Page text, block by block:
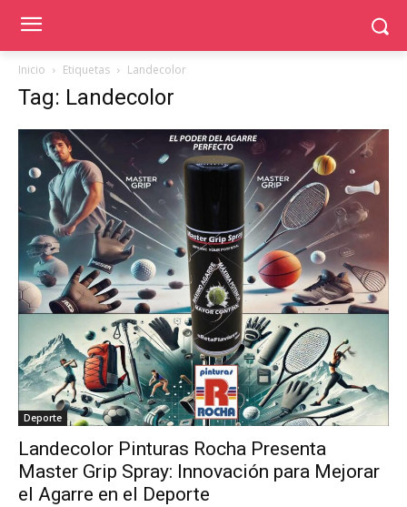
Inicio Etiquetas Landecolor
Tag: Landecolor
Deporte
Landecolor Pinturas Rocha Presenta
Master Grip Spray: Innovación para Mejorar
el Agarre en el Deporte